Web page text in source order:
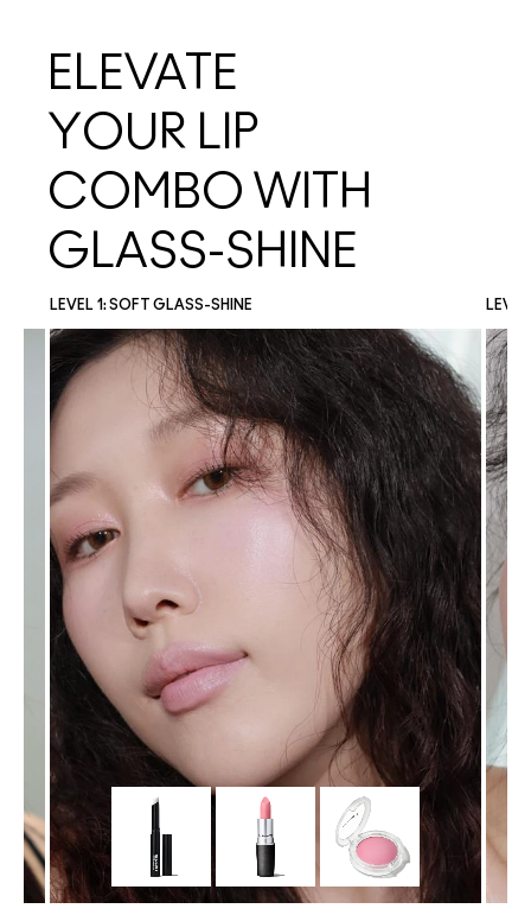
ELEVATE
YOUR LIP
COMBO WITH
GLASS-SHINE
LEVEL 1: SOFT GLASS-SHINE